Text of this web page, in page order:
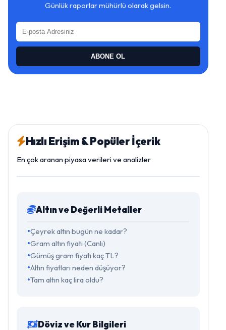
Günlük raporlar mühürlü olarak gelsin.
ABONE OL
Hızlı Erişim & Popüler İçerik
En çok aranan piyasa verileri ve analizler
Altın ve Değerli Metaller
Çeyrek altın bugün ne kadar?
Gram altın fiyatı (Canlı)
Gümüş gram fiyatı kaç TL?
Altın fiyatları neden düşüyor?
Tam altın kaç lira oldu?
Döviz ve Kur Bilgileri